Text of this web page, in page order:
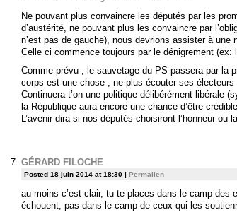
Ne pouvant plus convaincre les députés par les
d’austérité, ne pouvant plus les convaincre par
n’est pas de gauche), nous devrions assister à une
Celle ci commence toujours par le dénigrement (ex:
Comme prévu , le sauvetage du PS passera par la
corps est une chose , ne plus écouter ses ėlecteurs
Continuera t’on une politique délibérément libérale
la République aura encore une chance d’être
L’avenir dira si nos députés choisiront l’honneur ou
GÉRARD FILOCHE
Posted 18 juin 2014 at 18:30 | Permalien
au moins c’est clair, tu te places dans le camp des
échouent, pas dans le camp de ceux qui les